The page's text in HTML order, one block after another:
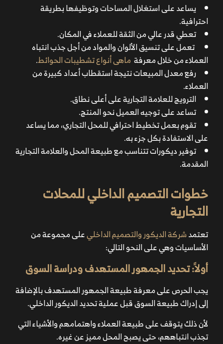
يساعد على استغلال المساحات وتوظيفها بطريقة
احترافية.
تعطي قدر عالي من الثقة للعملاء في المكان.
تعمل على تنسيق الألوان والمواد من أجل جذب انتباه
العملاء من خلال معرفة ماهى أنواع تشطيبات الحوائط.
رفع معدل المبيعات نتيجة استقطاب أعداد كبيرة من
العملاء.
الترويج للعلامة التجارية على أعلى نطاق.
تساعد على توجيه العميل نحو المنتج.
تقوم بعمل تخطيط احترافي للمحل التجاري، مما يساعد
على الاستفادة بكل جزء به.
توفير ديكورات تتناسب مع طبيعة المحل والعلامة التجارية
المقدمة.
خطوات التصميم الداخلي للمحلات
التجارية
تعتمدشركة الديكور والتصميم الداخليعلى مجموعة من
الأساسيات وهي على النحو التالي:
أولاََ: تحديد الجمهور المستهدف ودراسة السوق
يجب الحرص على معرفة طبيعة الجمهور المستهدف بالإضافة
إلى إدراك طبيعة السوق قبل عملية تحديد الديكور الداخلي.
لأن ذلك يتوقف على طبيعة العملاء واهتمامهم والأشياء التي
تجذب انتباههم، حتى يصبح المحل مميز عن غيره.